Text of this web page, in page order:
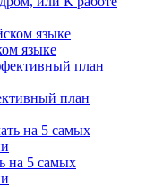
языке
план
на 5 самых